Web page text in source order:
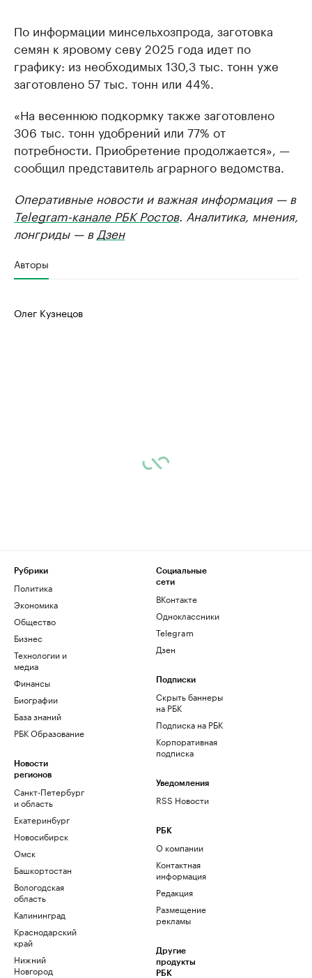
По информации минсельхозпрода, заготовка
семян к яровому севу 2025 года идет по
графику: из необходимых 130,3 тыс. тонн уже
заготовлено 57 тыс. тонн или 44%.
«На весеннюю подкормку также заготовлено
306 тыс. тонн удобрений или 77% от
потребности. Приобретение продолжается», —
сообщил представитель аграрного ведомства.
Оперативные новости и важная информация — в
Telegram-канале РБК Ростов. Аналитика, мнения,
лонгриды — в Дзен
Авторы
Олег Кузнецов
Рубрики
Политика
Экономика
Общество
Бизнес
Технологии и
медиа
Финансы
Биографии
База знаний
РБК Образование
Новости
регионов
Санкт-Петербург
и область
Екатеринбург
Новосибирск
Омск
Башкортостан
Вологодская
область
Калининград
Краснодарский
край
Нижний
Новгород
Социальные
сети
ВКонтакте
Одноклассники
Telegram
Дзен
Подписки
Скрыть баннеры
на РБК
Подписка на РБК
Корпоративная
подписка
Уведомления
RSS Новости
РБК
О компании
Контактная
информация
Редакция
Размещение
рекламы
Другие
продукты
РБК